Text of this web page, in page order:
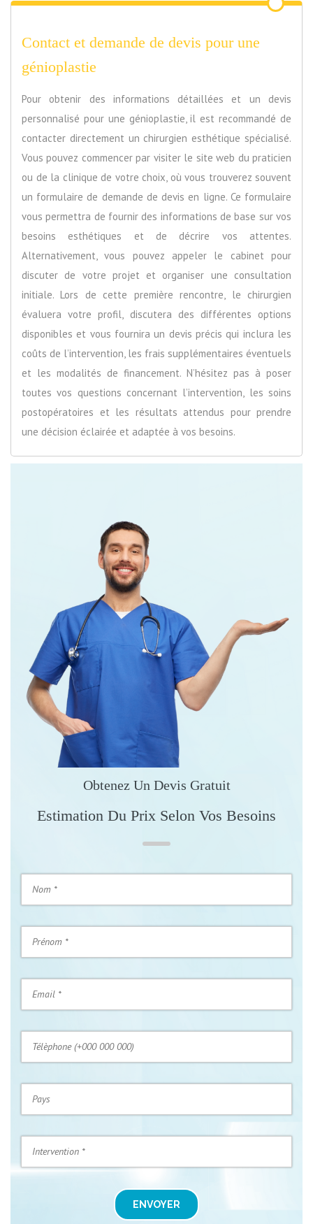
Contact et demande de devis pour une
génioplastie
Pour obtenir des informations détaillées et un devis
personnalisé pour une génioplastie, il est recommandé de
contacter directement un chirurgien esthétique spécialisé.
Vous pouvez commencer par visiter le site web du praticien
ou de la clinique de votre choix, où vous trouverez souvent
un formulaire de demande de devis en ligne. Ce formulaire
vous permettra de fournir des informations de base sur vos
besoins esthétiques et de décrire vos attentes.
Alternativement, vous pouvez appeler le cabinet pour
discuter de votre projet et organiser une consultation
initiale. Lors de cette première rencontre, le chirurgien
évaluera votre profil, discutera des différentes options
disponibles et vous fournira un devis précis qui inclura les
coûts de l’intervention, les frais supplémentaires éventuels
et les modalités de financement. N’hésitez pas à poser
toutes vos questions concernant l’intervention, les soins
postopératoires et les résultats attendus pour prendre
une décision éclairée et adaptée à vos besoins.
Obtenez Un Devis Gratuit
Estimation Du Prix Selon Vos Besoins
ENVOYER